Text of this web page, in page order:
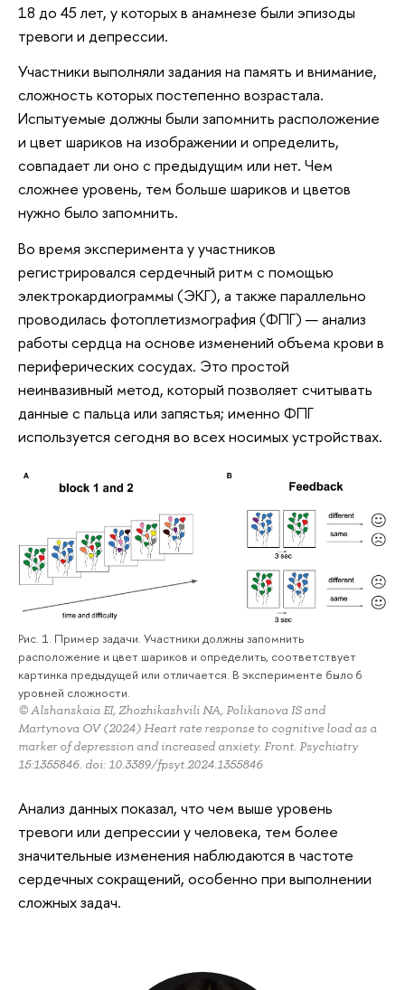
18 до 45 лет, у которых в анамнезе были эпизоды
тревоги и депрессии.
Участники выполняли задания на память и внимание,
сложность которых постепенно возрастала.
Испытуемые должны были запомнить расположение
и цвет шариков на изображении и определить,
совпадает ли оно с предыдущим или нет. Чем
сложнее уровень, тем больше шариков и цветов
нужно было запомнить.
Во время эксперимента у участников
регистрировался сердечный ритм с помощью
электрокардиограммы (ЭКГ), а также параллельно
проводилась фотоплетизмография (ФПГ) — анализ
работы сердца на основе изменений объема крови в
периферических сосудах. Это простой
неинвазивный метод, который позволяет считывать
данные с пальца или запястья; именно ФПГ
используется сегодня во всех носимых устройствах.
Рис. 1. Пример задачи. Участники должны запомнить
расположение и цвет шариков и определить, соответствует
картинка предыдущей или отличается. В эксперименте было 6
уровней сложности.
© Alshanskaia EI, Zhozhikashvili NA, Polikanova IS and
Martynova OV (2024) Heart rate response to cognitive load as a
marker of depression and increased anxiety. Front. Psychiatry
15:1355846. doi: 10.3389/fpsyt.2024.1355846
Анализ данных показал, что чем выше уровень
тревоги или депрессии у человека, тем более
значительные изменения наблюдаются в частоте
сердечных сокращений, особенно при выполнении
сложных задач.